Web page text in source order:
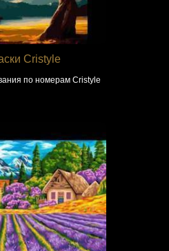
Cristyle
по номерам Cristyle